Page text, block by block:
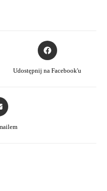
Udostępnij na Facebook'u